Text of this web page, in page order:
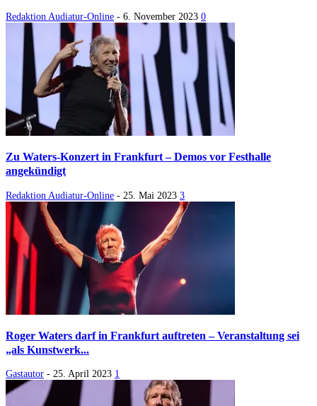
Redaktion Audiatur-Online - 6. November 2023 0
Zu Waters-Konzert in Frankfurt – Demos vor Festhalle
angekündigt
Redaktion Audiatur-Online - 25. Mai 2023 3
Roger Waters darf in Frankfurt auftreten – Veranstaltung sei
„als Kunstwerk...
Gastautor - 25. April 2023 1